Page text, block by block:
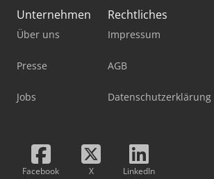
Unternehmen
Über uns
Presse
Jobs
Rechtliches
Impressum
AGB
Datenschutzerklärung
Facebook X LinkedIn